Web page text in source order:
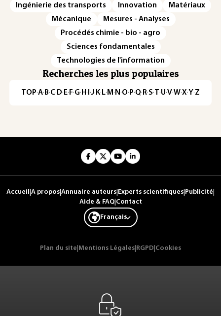
Ingénierie des transports
Innovation
Matériaux
Mécanique
Mesures - Analyses
Procédés chimie - bio - agro
Sciences fondamentales
Technologies de l'information
Recherches les plus populaires
TOP·A·B·C· D· E· F·G· H · ·J· K· L· M · N ·O· P·Q· R·S·T·U·V·W·X·Y·Z
Accueil A propos Annuaire auteurs Experts scientifiques Publicité
Aide & FAQ| Contact
Français
Plan du site Mentions Légales RGPD Cookies